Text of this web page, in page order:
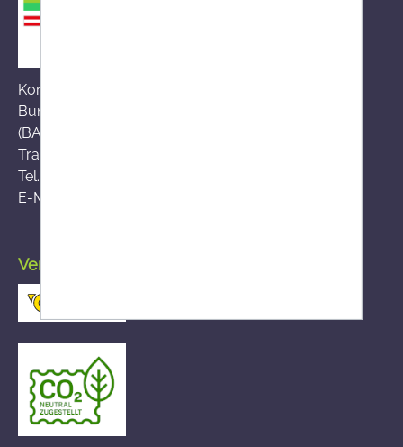
Kontakt zum BASG
Bundesamt für Sicherheit im Gesundheitswesen
(BASG), AGES-Medizinmarktaufsicht (AGES MEA)
Traisengasse 5, A-1200 Wien
Tel.:
E-Mail:
Versand durch die österreichische Post